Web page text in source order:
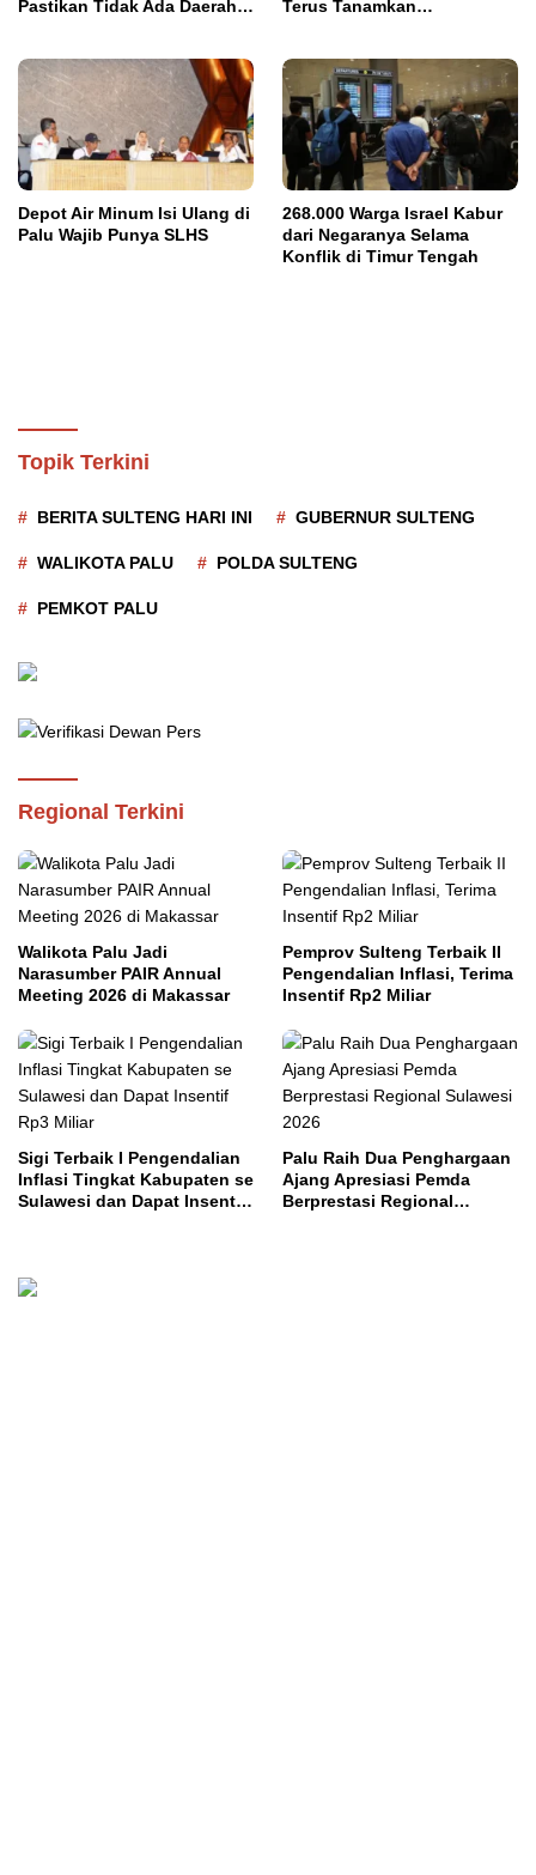
Pastikan Tidak Ada Daerah
Terus Tanamkan
Depot Air Minum Isi Ulang di
Palu Wajib Punya SLHS
268.000 Warga Israel Kabur
dari Negaranya Selama
Konflik di Timur Tengah
Topik Terkini
BERITA SULTENG HARI INI GUBERNUR SULTENG
WALIKOTA PALU POLDA SULTENG
PEMKOT PALU
Regional Terkini
Walikota Palu Jadi
Narasumber PAIR Annual
Meeting 2026 di Makassar
Pemprov Sulteng Terbaik II
Pengendalian Inflasi, Terima
Insentif Rp2 Miliar
Sigi Terbaik I Pengendalian
Inflasi Tingkat Kabupaten se
Sulawesi dan Dapat Insentif
Palu Raih Dua Penghargaan
Ajang Apresiasi Pemda
Berprestasi Regional